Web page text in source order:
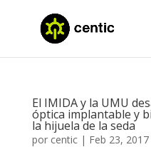
El IMIDA y la UMU
óptica implantable y
la hijuela de la seda
por centic| Feb 23, 2017